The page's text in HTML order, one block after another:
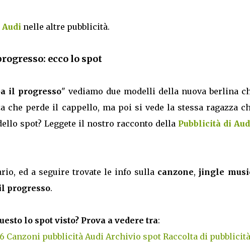
nelle altre pubblicità.
ecco lo spot
il progresso" vediamo due modelli della nuova berlina
che perde il cappello, ma poi si vede la stessa ragazza
spot? Leggete il nostro racconto della Pubblicità di
ed a seguire trovate le info sulla canzone,jingle
progresso.
lo spot visto? Prova a vedere tra:
Canzoni pubblicità Audi Archivio spot Raccolta di pubblicità